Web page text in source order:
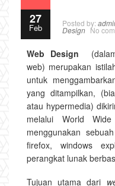
27
Feb Posted by:
Design No
Web Design
web) merupakan
untuk
yang ditampilkan,
atau hypermedia)
melalui World
menggunakan
firefox, windows
perangkat lunak
Tujuan utama dari